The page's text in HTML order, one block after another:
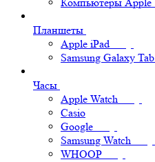
Компьютеры Apple
Планшеты
Apple iPad
Samsung Galaxy Tab
Часы
Apple Watch
Casio
Google
Samsung Watch
WHOOP